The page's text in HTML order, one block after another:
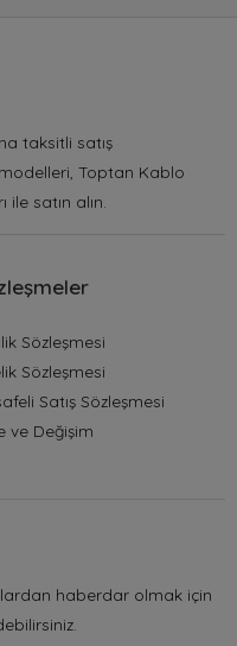
taksitli satış
Toptan Kablo
satın alın.
Sözleşmesi
Sözleşmesi
Satış Sözleşmesi
ve Değişim
haberdar olmak için